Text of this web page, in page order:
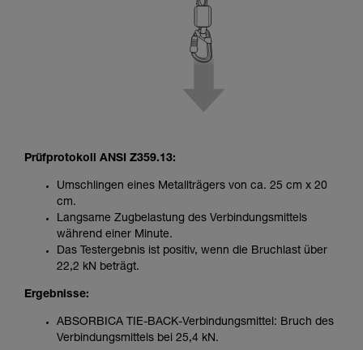
Prüfprotokoll ANSI Z359.13:
Umschlingen eines Metallträgers von ca. 25 cm x 20
cm.
Langsame Zugbelastung des Verbindungsmittels
während einer Minute.
Das Testergebnis ist positiv, wenn die Bruchlast über
22,2 kN beträgt.
Ergebnisse:
ABSORBICA TIE-BACK-Verbindungsmittel: Bruch des
Verbindungsmittels bei 25,4 kN.